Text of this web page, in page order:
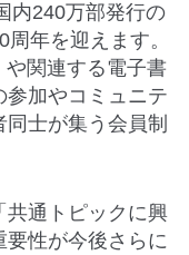
内240万部発行の
年を迎えます。
や関連する電子書
加やコミュニテ
士が集う会員制
共通トピックに興
性が今後さらに